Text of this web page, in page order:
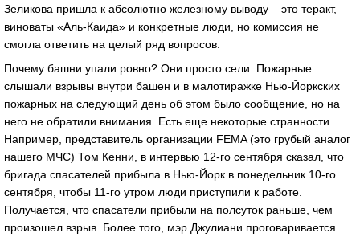
Зеликова пришла к абсолютно железному выводу – это теракт,
виноваты «Аль-Каида» и конкретные люди, но комиссия не
смогла ответить на целый ряд вопросов.
Почему башни упали ровно? Они просто сели. Пожарные
слышали взрывы внутри башен и в малотиражке Нью-Йоркских
пожарных на следующий день об этом было сообщение, но на
него не обратили внимания. Есть еще некоторые странности.
Например, представитель организации FEMA (это грубый аналог
нашего МЧС) Том Кенни, в интервью 12-го сентября сказал, что
бригада спасателей прибыла в Нью-Йорк в понедельник 10-го
сентября, чтобы 11-го утром люди приступили к работе.
Получается, что спасатели прибыли на полсуток раньше, чем
произошел взрыв. Более того, мэр Джулиани проговаривается.